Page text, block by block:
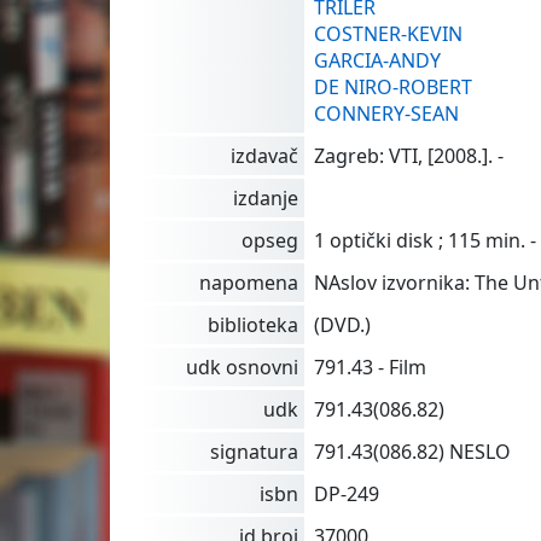
TRILER
COSTNER-KEVIN
GARCIA-ANDY
DE NIRO-ROBERT
CONNERY-SEAN
izdavač
Zagreb: VTI, [2008.]. -
izdanje
opseg
1 optički disk ; 115 min. -
napomena
NAslov izvornika: The
biblioteka
(DVD.)
udk osnovni
791.43 - Film
udk
791.43(086.82)
signatura
791.43(086.82) NESLO
isbn
DP-249